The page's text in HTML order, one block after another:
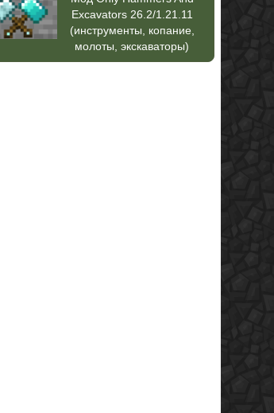
Excavators 26.2/1.21.11
(инструменты, копание,
молоты, экскаваторы)